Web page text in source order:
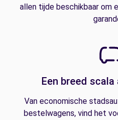
allen tijde beschikbaar om
Een breed
Van economische
bestelwagens, vind het